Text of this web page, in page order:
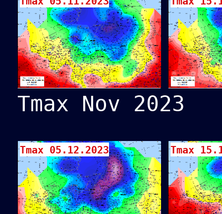
Tmax Nov 2023
Tmax 05.12.2023 Tmax